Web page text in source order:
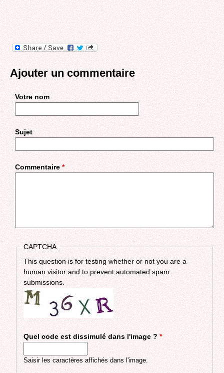
Ajouter un commentaire
Votre nom
Sujet
Commentaire *
CAPTCHA
This question is for testing whether or not you are a
human visitor and to prevent automated spam
submissions.
Quel code est dissimulé dans l'image ? *
Saisir les caractères affichés dans l'image.